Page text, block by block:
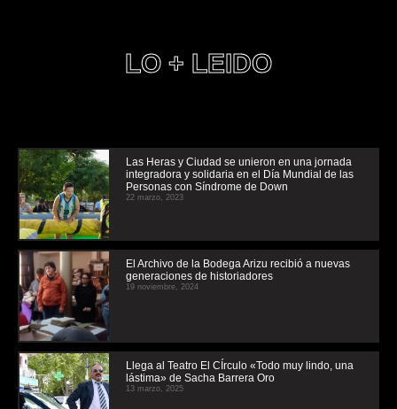
LO + LEIDO
Las Heras y Ciudad se unieron en una jornada
integradora y solidaria en el Día Mundial de las
Personas con Síndrome de Down
22 marzo, 2023
El Archivo de la Bodega Arizu recibió a nuevas
generaciones de historiadores
19 noviembre, 2024
Llega al Teatro El CÍrculo «Todo muy lindo, una
lástima» de Sacha Barrera Oro
13 marzo, 2025